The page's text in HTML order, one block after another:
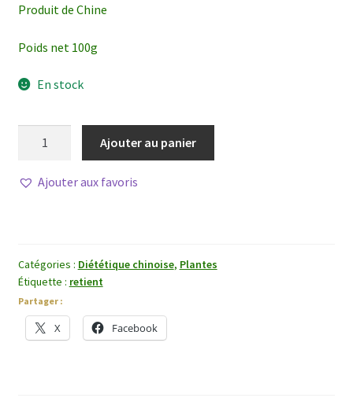
Produit de Chine
Poids net 100g
En stock
Shi
Ajouter au panier
Ajouter aux favoris
Catégories : Diététique chinoise, Plantes
Étiquette : retient
Partager :
X Facebook